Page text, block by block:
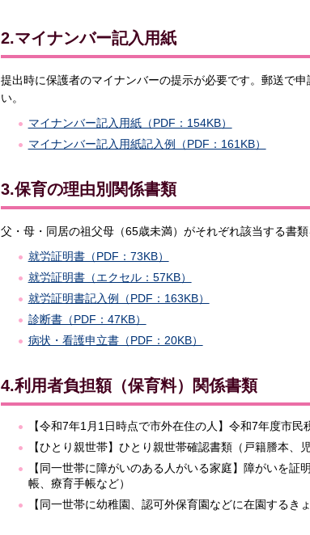
2.マイナンバー記入用紙
提出時に保護者のマイナンバーの提示が必要です。郵送で
い。
マイナンバー記入用紙（PDF：154KB）
マイナンバー記入用紙記入例（PDF：161KB）
3.保育の理由別関係書類
父・母・同居の祖父母（65歳未満）がそれぞれ該当する書類
就労証明書（PDF：73KB）
就労証明書（エクセル：57KB）
就労証明書記入例（PDF：163KB）
診断書（PDF：47KB）
病状・看護申立書（PDF：20KB）
4.利用者負担額（保育料）関係書類
【令和7年1月1日時点で市外在住の人】令和7年度市
【ひとり親世帯】ひとり親世帯確認書類（戸籍謄本、
【同一世帯に障がいのある人がいる家庭】障がいを
帳、療育手帳など）
【同一世帯に幼稚園、認可外保育園などに在園するき